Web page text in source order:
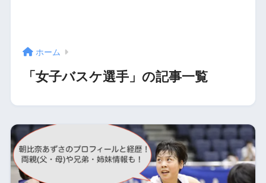
ホーム
「女子バスケ選手」の記事一覧